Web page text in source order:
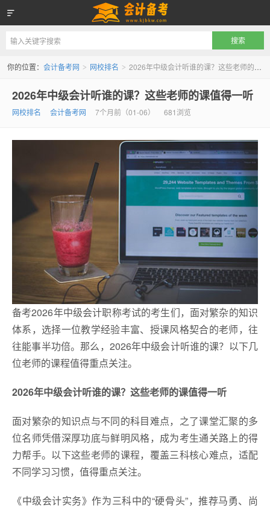
会计备考网
你的位置： 会计备考网 > 网校排名 > 2026年中级会计听谁的课？这些老师的课值得一听
2026年中级会计听谁的课？这些老师的课值得一听
网校排名 会计备考网 7个月前（01-06） 681浏览
备考2026年中级会计职称考试的考生们，面对繁杂的知识
体系，选择一位教学经验丰富、授课风格契合的老师，往
往能事半功倍。那么，2026年中级会计听谁的课？以下几
位老师的课程值得重点关注。
2026年中级会计听谁的课？这些老师的课值得一听
面对繁杂的知识点与不同的科目难点，之了课堂汇聚的多
位名师凭借深厚功底与鲜明风格，成为考生通关路上的得
力帮手。以下这些老师的课程，覆盖三科核心难点，适配
不同学习习惯，值得重点关注。
《中级会计实务》作为三科中的“硬骨头”，推荐马勇、尚